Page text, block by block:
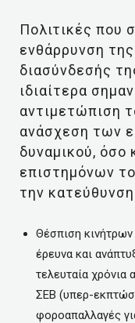
Πολιτικές που
ενθάρρυνση
διασύνδεσής
ιδιαίτερα
αντιμετώπιση
ανάσχεση των
δυναμικού, όσο
επιστημόνων
την
Θέσπιση
έρευνα και
τελευταία χρόνια
ΣΕΒ (υπερ-
φοροαπαλλαγές